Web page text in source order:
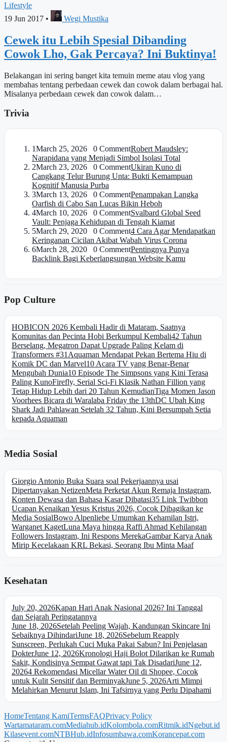
Lifestyle
19 Jun 2017 • Wegi Mustika
Cewek itu Lebih Spesial Dibanding
Cowok Lho, Gak Percaya? Ini Buktinya!
Belakangan ini sering banget kita temuin meme atau vlog yang
membahas tentang perbedaan cewek dan cowok dalam berbagai hal.
Misalanya perbedaan cewek dan cowok dalam…
Trivia
1March 25, 2026 0 CommentRobert Maudsley:
Narapidana yang Menjadi Simbol Isolasi Total
2March 23, 2026 0 CommentUkiran Kuno di
Cangkang Telur Burung Unta: Bukti Kemampuan
Kognitif Manusia Purba
3March 13, 2026 0 CommentPenampakan Langka
Oarfish di Cabo San Lucas Bikin Heboh
4March 10, 2026 0 CommentSvalbard Global Seed
Vault: Penjaga Kehidupan di Tengah Kiamat
5March 29, 2020 0 Comment4 Cara Agar Mendapatkan
Keringanan Cicilan Akibat Wabah Virus Corona
6March 28, 2020 0 CommentPentingnya Punya
Backlink Bagi Keberlangsungan Website Kamu
Pop Culture
HOBICON 2026 Kembali Hadir di Mataram, Saatnya
Komunitas dan Pecinta Hobi Berkumpul Kembali42 Tahun
Berselang, Megatron Dapat Upgrade Paling Kelam di
Transformers #31 Aquaman Mendapat Pekan Bertema Hiu di
Komik DC dan Marvel10 Acara TV yang Benar-Benar
Mengubah Dunia10 Episode The Simpsons yang Kini Terasa
Paling KunoFirefly, Serial Sci-Fi Klasik Nathan Fillion yang
Tetap Hidup Lebih dari 20 Tahun KemudianTiga Momen Jason
Voorhees Bicara di Waralaba Friday the 13thDC Ubah King
Shark Jadi Pahlawan Setelah 32 Tahun, Kini Bersumpah Setia
kepada Aquaman
Media Sosial
Giorgio Antonio Buka Suara soal Pekerjaannya usai
Dipertanyakan NetizenMeta Perketat Akun Remaja Instagram,
Konten Dewasa dan Bahasa Kasar Dibatasi35 Link Twibbon
Ucapan Kenaikan Yesus Kristus 2026, Cocok Dibagikan ke
Media SosialBowo Alpenliebe Umumkan Kehamilan Istri,
Warganet KagetLuna Maya hingga Raffi Ahmad Kehilangan
Followers Instagram, Ini Respons MerekaGambar Karya Anak
Mirip Kecelakaan KRL Bekasi, Seorang Ibu Minta Maaf
Kesehatan
July 20, 2026Kapan Hari Anak Nasional 2026? Ini Tanggal
dan Sejarah Peringatannya
June 18, 2026Setelah Peeling Wajah, Kandungan Skincare Ini
Sebaiknya DihindariJune 18, 2026Sebelum Reapply
Sunscreen, Perlukah Cuci Muka Pakai Sabun? Ini Penjelasan
DokterJune 12, 2026Kronologi Haji Bolot Dilarikan ke Rumah
Sakit, Kondisinya Sempat Gawat tapi Tak DisadariJune 12,
20264 Rekomendasi Micellar Water Oil di Shopee, Cocok
untuk Kulit Sensitif dan BerminyakJune 5, 2026Arti Mimpi
Melahirkan Menurut Islam, Ini Tafsirnya yang Perlu Dipahami
HomeTentang KamiTermsFAQPrivacy Policy
Wartamataram.comMediahub.idKolombola.comRitmik.idNgebut.id
Kilasevent.comNTBHub.idInfosumbawa.comKorancepat.com